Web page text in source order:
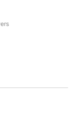
TO RECEIVE